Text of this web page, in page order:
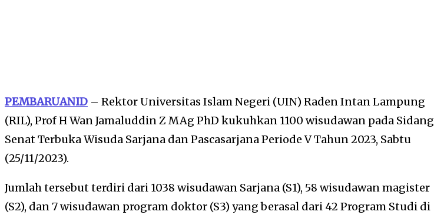
PEMBARUANID – Rektor Universitas Islam Negeri (UIN) Raden Intan Lampung
(RIL), Prof H Wan Jamaluddin Z MAg PhD kukuhkan 1100 wisudawan pada Sidang
Senat Terbuka Wisuda Sarjana dan Pascasarjana Periode V Tahun 2023, Sabtu
(25/11/2023).
Jumlah tersebut terdiri dari 1038 wisudawan Sarjana (S1), 58 wisudawan magister
(S2), dan 7 wisudawan program doktor (S3) yang berasal dari 42 Program Studi di